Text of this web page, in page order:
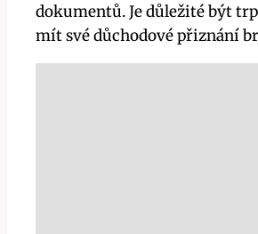
dokumentů. Je důležité být
mít své důchodové přiznání